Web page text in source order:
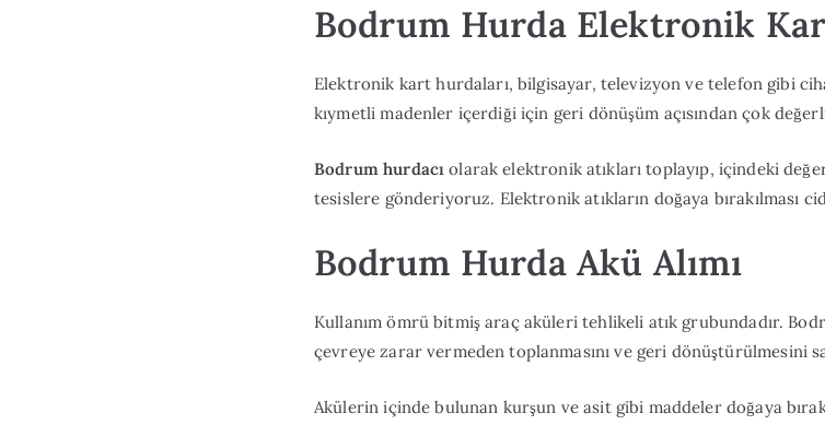
Bodrum Hurda Elektronik
Elektronik kart hurdaları, bilgisayar, televizyon ve telefon gibi
kıymetli madenler içerdiği için geri dönüşüm açısından çok
Bodrum hurdacı olarak elektronik atıkları toplayıp, içindeki
tesislere gönderiyoruz. Elektronik atıkların doğaya bırakılması
Bodrum Hurda Akü Alımı
Kullanım ömrü bitmiş araç aküleri tehlikeli atık grubundadır.
çevreye zarar vermeden toplanmasını ve geri dönüştürülmesini
Akülerin içinde bulunan kurşun ve asit gibi maddeler doğaya